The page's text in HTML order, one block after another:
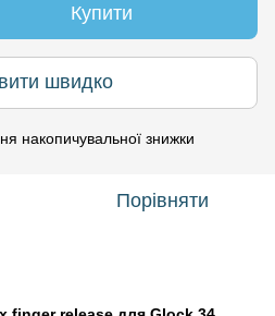
Купити
швидко
накопичувальної знижки
Порівняти